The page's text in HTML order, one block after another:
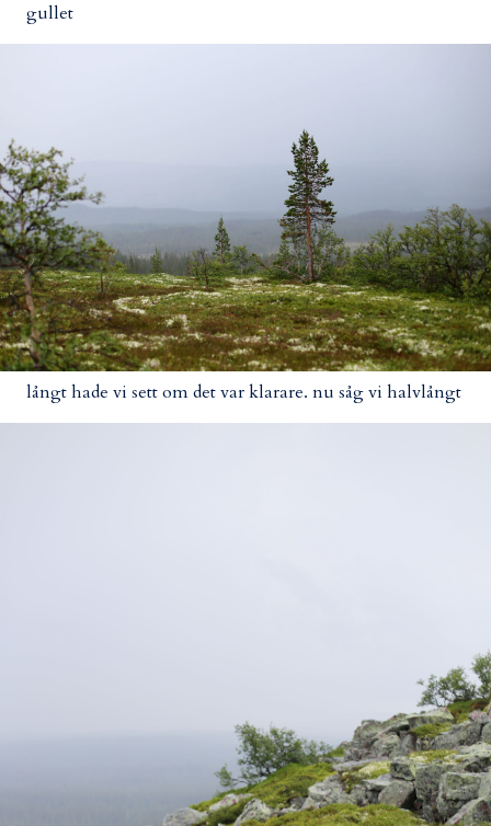
gullet
långt hade vi sett om det var klarare. nu såg vi halvlångt